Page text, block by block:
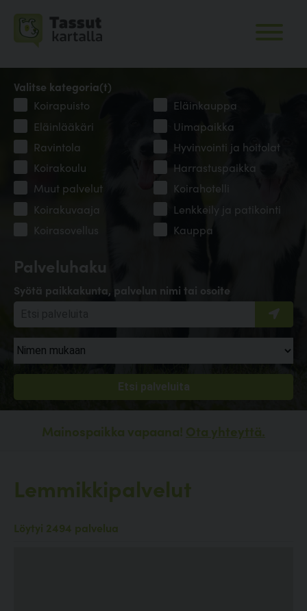
Palveluhaku
Syötä paikkakunta, palvelun nimi tai osoite
Valitse kategoria(t)
Koirapuisto
Eläinkauppa
Eläinlääkäri
Uimapaikka
Ravintola
Hyvinvointi ja hoitolat
Koirakoulu
Harrastuspaikka
Muut palvelut
Koirahotelli
Koirakuvaaja
Lenkkeily ja patikointi
Koirasovellus
Kauppa
Mainospaikka vapaana! Ota yhteyttä.
Lemmikkipalvelut
Löytyi 2494 palvelua